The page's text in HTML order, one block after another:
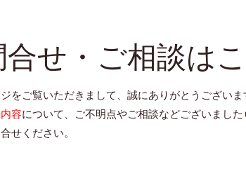
合せ・ご相談は
をご覧いただきまして、誠にありがとうございま
容について、ご不明点やご相談などございまし
せください。